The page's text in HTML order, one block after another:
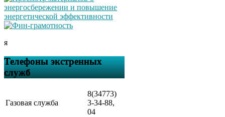
я
Телефоны экстренных
служб
Газовая служба
8(34773)
3-34-88,
04